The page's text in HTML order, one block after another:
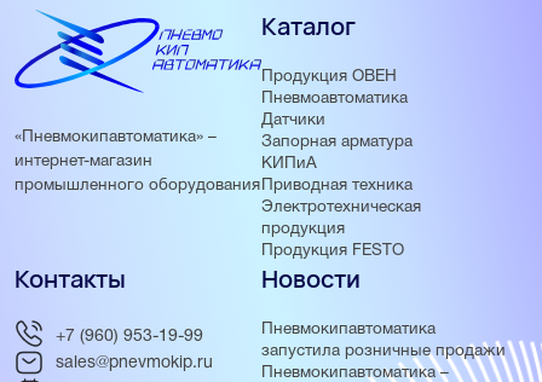
«Пневмокипавтоматика» –
интернет-магазин
промышленного оборудования
Каталог
Продукция ОВЕН
Пневмоавтоматика
Датчики
Запорная арматура
КИПиА
Приводная техника
Электротехническая
продукция
Продукция FESTO
Новости
Пневмокипавтоматика
запустила розничные продажи
Пневмокипавтоматика –
Контакты
+7 (960) 953-19-99
sales@pnevmokip.ru